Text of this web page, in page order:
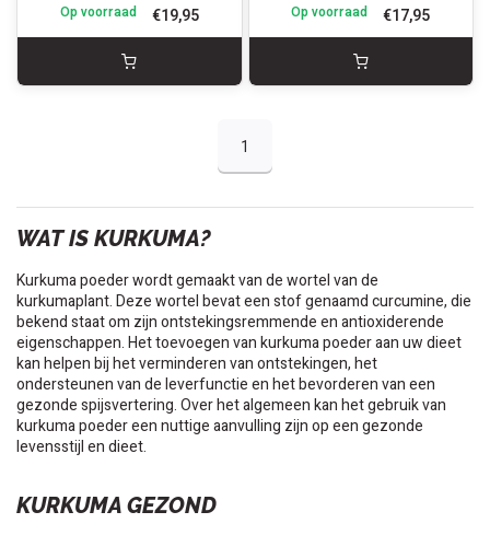
€19,95
Op voorraad €17,95
Op voorraad
1
WAT IS KURKUMA?
Kurkuma poeder wordt gemaakt van de wortel van de
kurkumaplant. Deze wortel bevat een stof genaamd curcumine, die
bekend staat om zijn ontstekingsremmende en antioxiderende
eigenschappen. Het toevoegen van kurkuma poeder aan uw dieet
kan helpen bij het verminderen van ontstekingen, het
ondersteunen van de leverfunctie en het bevorderen van een
gezonde spijsvertering. Over het algemeen kan het gebruik van
kurkuma poeder een nuttige aanvulling zijn op een gezonde
levensstijl en dieet.
KURKUMA GEZOND